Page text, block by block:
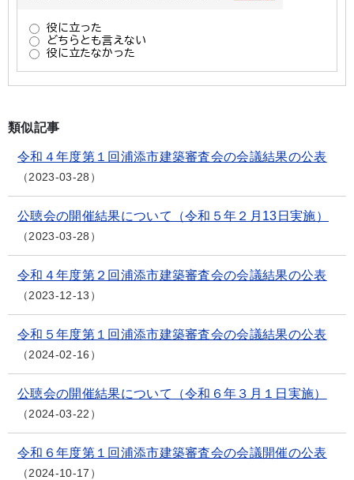
類似記事
令和４年度第１回浦添市建築審査会の会議結果の公表
2023-03-28
公聴会の開催結果について（令和５年２月13日実施）
2023-03-28
令和４年度第２回浦添市建築審査会の会議結果の公表
2023-12-13
令和５年度第１回浦添市建築審査会の会議結果の公表
2024-02-16
公聴会の開催結果について（令和６年３月１日実施）
2024-03-22
令和６年度第１回浦添市建築審査会の会議開催の公表
2024-10-17